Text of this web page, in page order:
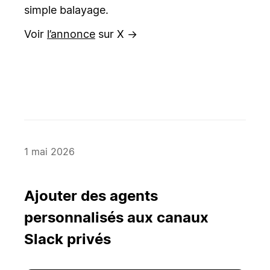
simple balayage.
Voir l’annonce sur X →
1 mai 2026
Ajouter des agents
personnalisés aux canaux
Slack privés